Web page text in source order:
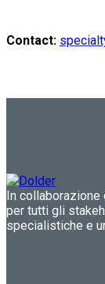
Contact:
In collaborazione
per tutti gli
specialistiche e